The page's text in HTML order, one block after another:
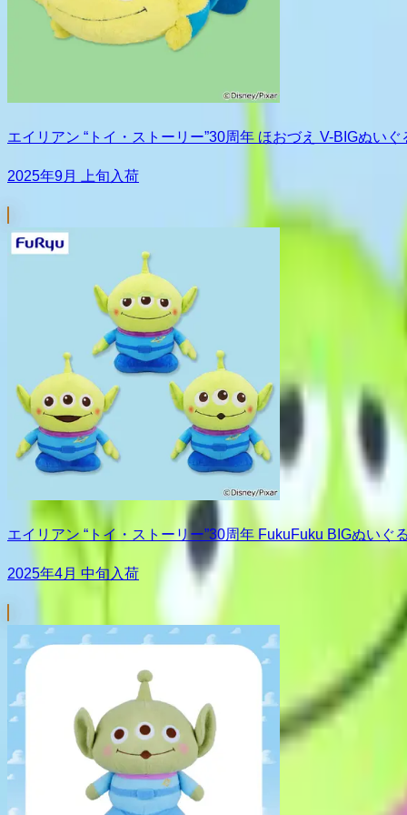
エイリアン “トイ・ストーリー”30周年 ほおづえ V-BIGぬいぐ
2025年9月 上旬入荷
エイリアン “トイ・ストーリー”30周年 FukuFuku BIGぬいぐ
2025年4月 中旬入荷